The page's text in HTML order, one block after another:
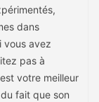
dans
vous avez
pas à
votre meilleur
fait que son